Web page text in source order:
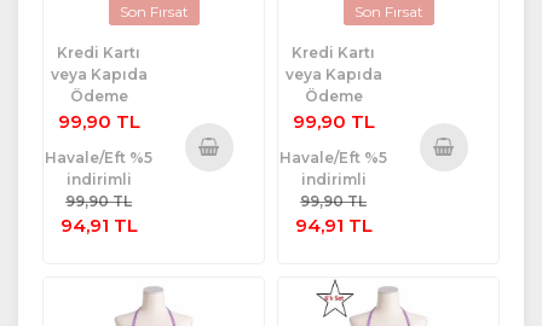
Son Fırsat
Kredi Kartı
veya Kapıda
Ödeme
99,90 TL
Havale/Eft %5
indirimli
99,90 TL
94,91 TL
Son Fırsat
Kredi Kartı
veya Kapıda
Ödeme
99,90 TL
Havale/Eft %5
indirimli
99,90 TL
94,91 TL